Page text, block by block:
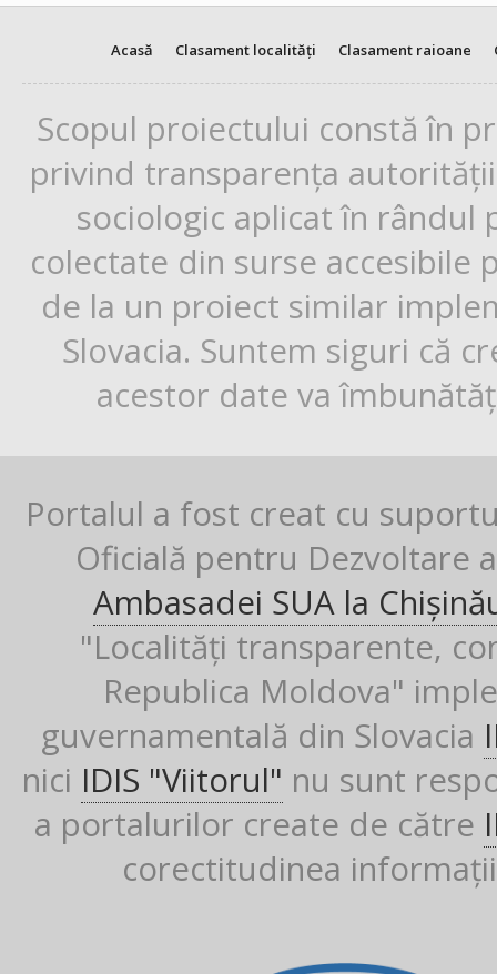
Acasă Clasament localități Clasament raioane
Scopul proiectului constă în
privind transparența
sociologic aplicat în rândul
colectate din surse
de la un proiect similar
Slovacia. Suntem siguri că
acestor date va
Portalul a fost creat cu
Oficială pentru Dezvoltare
Ambasadei SUA la
"Localități transparente,
Republica Moldova"
guvernamentală din Slovacia
nici IDIS "Viitorul" nu sunt
a portalurilor create de către
corectitudinea